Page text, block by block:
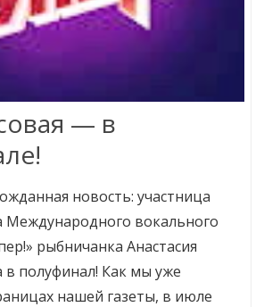
— в
новость: участница
Международного вокального
рыбничанка Анастасия
полуфинал! Как мы уже
нашей газеты, в июле